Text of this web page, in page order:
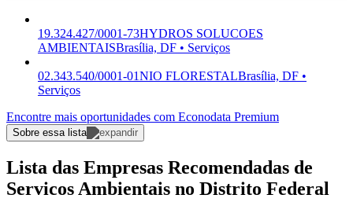
19.324.427/0001-73HYDROS SOLUCOES
AMBIENTAISBrasília, DF • Serviços
02.343.540/0001-01NIO FLORESTALBrasília, DF •
Serviços
Encontre mais oportunidades com Econodata Premium
Sobre essa lista
Lista das Empresas Recomendadas de
Servicos Ambientais no Distrito Federal